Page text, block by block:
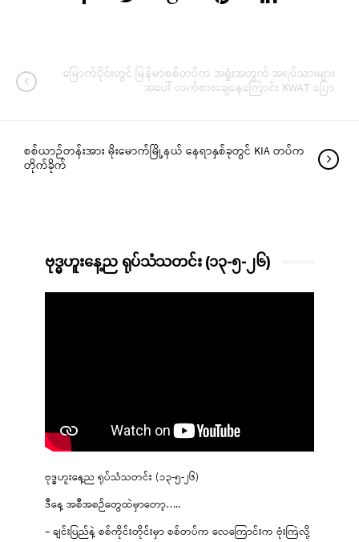
မြောက်ပိုင်းတွင် မြန်မာစစ်တပ်က အရှုံးအတွက် အရပ်သားများ
အပေါ် လက်စားချေနေကြောင်း KWAT ပြော
စစ်ယာဉ်တန်းအား မိုးမောက်မြို့နယ် နေရာနှစ်ခုတွင် KIA တပ်က
တိုက်ခိုက်
ဗုဒ္ဓဟူးနေ့ည ရုပ်သံသတင်း (၁၃-၅-၂၆)
ဗုဒ္ဓဟူးနေ့ည ရုပ်သံသတင်း (၁၃-၅-၂၆)
ဒီနေ့ အစီအစဉ်တွေထဲမှာတော့…..
– ချင်းပြည်နဲ့ စစ်ကိုင်းတိုင်းမှာ စစ်တပ်က လေကြောင်းက ဗုံးကြဲလို့